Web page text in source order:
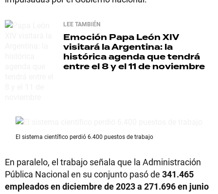
LEE TAMBIÉN
Emoción Papa León XIV
visitará la Argentina: la
histórica agenda que tendrá
entre el 8 y el 11 de noviembre
El sistema científico perdió 6.400 puestos de trabajo
En paralelo, el trabajo señala que la Administración
Pública Nacional en su conjunto pasó de 341.465
empleados en diciembre de 2023 a 271.696 en junio